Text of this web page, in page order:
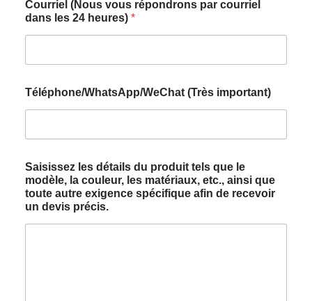
Courriel (Nous vous répondrons par courriel
dans les 24 heures) *
Téléphone/WhatsApp/WeChat (Très important)
Saisissez les détails du produit tels que le
modèle, la couleur, les matériaux, etc., ainsi que
toute autre exigence spécifique afin de recevoir
un devis précis.